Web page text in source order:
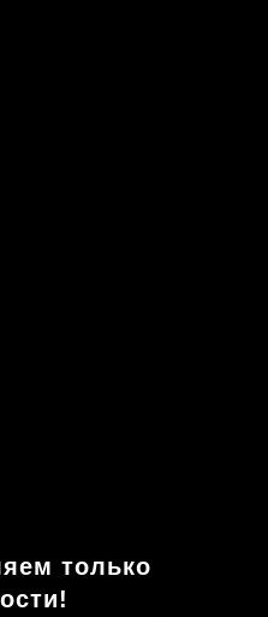
только